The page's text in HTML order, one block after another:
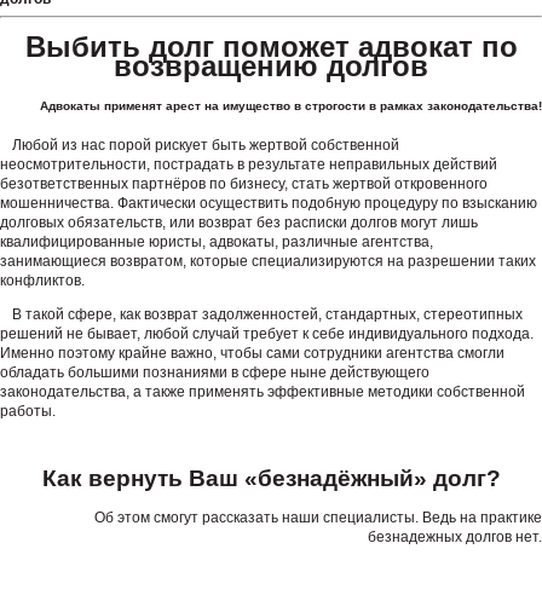
Выбить долг поможет адвокат по
возвращению долгов
Адвокаты применят арест на имущество в строгости в рамках законодательства!
Любой из нас порой рискует быть жертвой собственной
неосмотрительности, пострадать в результате неправильных действий
безответственных партнёров по бизнесу, стать жертвой откровенного
мошенничества. Фактически осуществить подобную процедуру по взысканию
долговых обязательств, или возврат без расписки долгов могут лишь
квалифицированные юристы, адвокаты, различные агентства,
занимающиеся возвратом, которые специализируются на разрешении таких
конфликтов.
В такой сфере, как возврат задолженностей, стандартных, стереотипных
решений не бывает, любой случай требует к себе индивидуального подхода.
Именно поэтому крайне важно, чтобы сами сотрудники агентства смогли
обладать большими познаниями в сфере ныне действующего
законодательства, а также применять эффективные методики собственной
работы.
Как вернуть Ваш «безнадёжный» долг?
Об этом смогут рассказать наши специалисты. Ведь на практике
безнадежных долгов нет.